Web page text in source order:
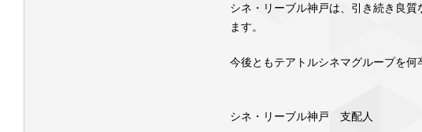
シネ・リーブル神戸は、引き続き良
ます。
今後ともテアトルシネマグループを何
シネ・リーブル神戸 支配人